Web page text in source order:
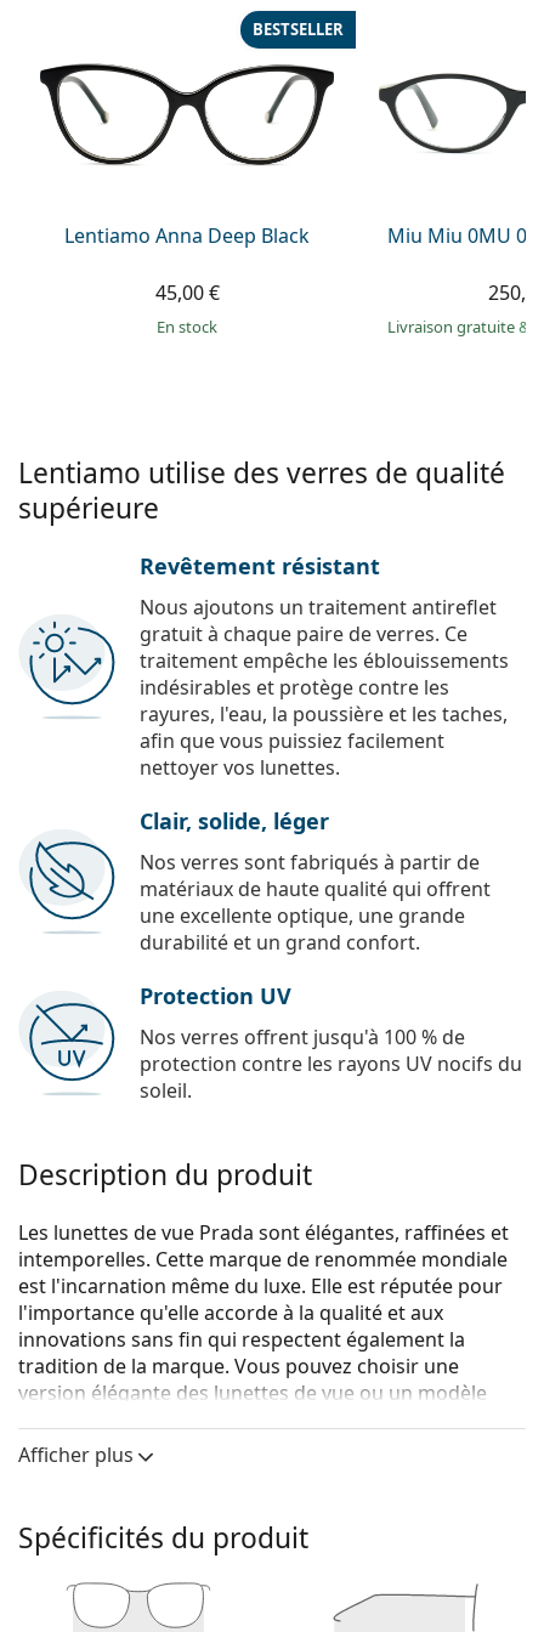
Prada
Toutes les marques
Lentiamo Anna Deep Black
BESTSELLER
45,00 €
en stock
Miu Miu 0MU
Livraison gratuite&
Lentiamo utilise des verres de qualité
supérieure
Revêtement résistant
Nous ajoutons un traitement antireflet
gratuit à chaque paire de verres. Ce
traitement empêche les éblouissements
indésirables et protège contre les
rayures, l'eau, la poussière et les taches,
afin que vous puissiez facilement
nettoyer vos lunettes.
Clair, solide, léger
Nos verres sont fabriqués à partir de
matériaux de haute qualité qui offrent
une excellente optique, une grande
durabilité et un grand confort.
Protection UV
Nos verres offrent jusqu'à 100 % de
protection contre les rayons UV nocifs du
soleil.
Description du produit
Les lunettes de vue Prada sont élégantes, raffinées et
intemporelles. Cette marque de renommée mondiale
est l'incarnation même du luxe. Elle est réputée pour
l'importance qu'elle accorde à la qualité et aux
innovations sans fin qui respectent également la
tradition de la marque. Vous pouvez choisir une
version élégante des lunettes de vue ou un modèle
rouge distinctive. Quel que soit le style que vous
choisissez, avec les lunettes de vue Prada, vous serez
Prada Catwalk 0PR 53UV 1AB1O1 52
Voyez de quoi vous avez l'air avec ces lunettes grâce à
Afficher plus
Spécificités du produit